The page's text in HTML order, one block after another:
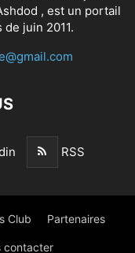
, est un portail
juin 2011.
RSS
Club Partenaires
contacter